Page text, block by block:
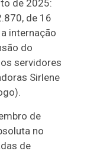
de 2025:
de 16
internação
do
servidores
Sirlene
de
no
de